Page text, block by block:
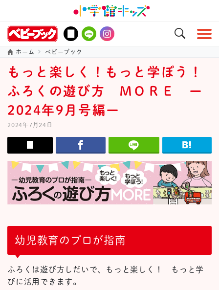
ホーム ベビーブック
もっと楽しく！もっと学ぼう！
ふろくの遊び方 ＭＯＲＥ ー
2024年9月号編ー
2024年7月24日
幼児教育のプロが指南
ふろくは遊び方しだいで、もっと楽しく！ もっと学
びに活用できます。